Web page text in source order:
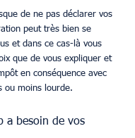
de ne pas déclarer vos
peut très bien se
et dans ce cas-là vous
que de vous expliquer et
en conséquence avec
ou moins lourde.
a besoin de vos